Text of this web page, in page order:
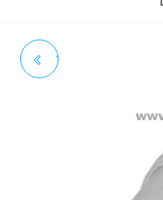
TEE ROSCADA 2" 150# NPT